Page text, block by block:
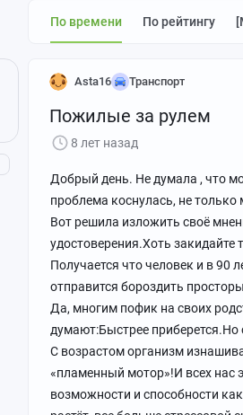
По времени По рейтингу
Asta16 Транспорт
Пожилые за рулем
8 лет назад
Добрый день. Не думала , что
проблема коснулась, не только
Вот решила изложить своё
удостоверения.Хоть закидайте
Получается что человек и в 90
отправится бороздить
Да, многим пофик на своих
думают:Быстрее
С возрастом организм
«пламенный мотор»!И всех нас
возможности и способности